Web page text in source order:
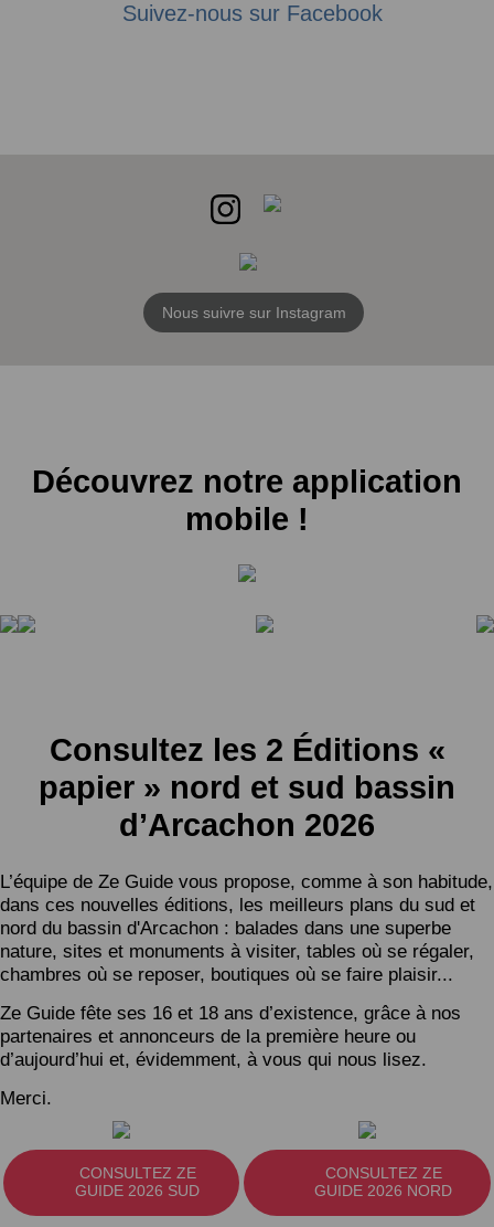
Suivez-nous sur Facebook
Nous suivre sur Instagram
Découvrez notre application
mobile !
Consultez les 2 Éditions «
papier » nord et sud bassin
d’Arcachon 2026
L’équipe de Ze Guide vous propose, comme à son habitude,
dans ces nouvelles éditions, les meilleurs plans du sud et
nord du bassin d'Arcachon : balades dans une superbe
nature, sites et monuments à visiter, tables où se régaler,
chambres où se reposer, boutiques où se faire plaisir...
Ze Guide fête ses 16 et 18 ans d’existence, grâce à nos
partenaires et annonceurs de la première heure ou
d’aujourd’hui et, évidemment, à vous qui nous lisez.
Merci.
CONSULTEZ ZE
GUIDE 2026 SUD
CONSULTEZ ZE
GUIDE 2026 NORD